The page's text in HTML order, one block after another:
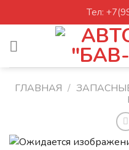
to
Тел:
ГЛАВНАЯ /